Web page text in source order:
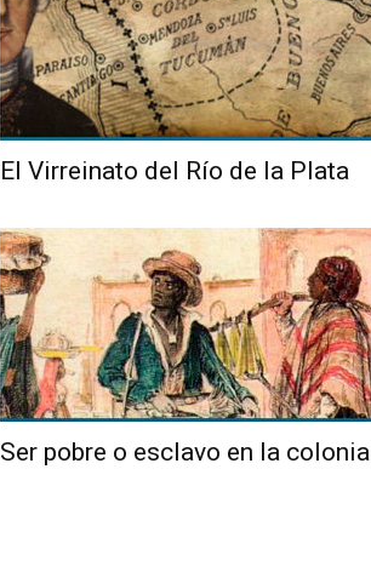
El Virreinato del Río de la Plata
Ser pobre o esclavo en la colonia